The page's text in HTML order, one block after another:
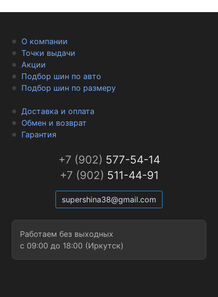
О компании
Точки выдачи
Акции
Подбор шин по авто
Подбор шин по размеру
Доставка и оплата
Обмен и возврат
Гарантия
+7 (902) 577-54-14
+7 (902) 511-44-91
supershina38@gmail.com
Работаем без выходных
с 09:00 до 18:00 (Иркутск)